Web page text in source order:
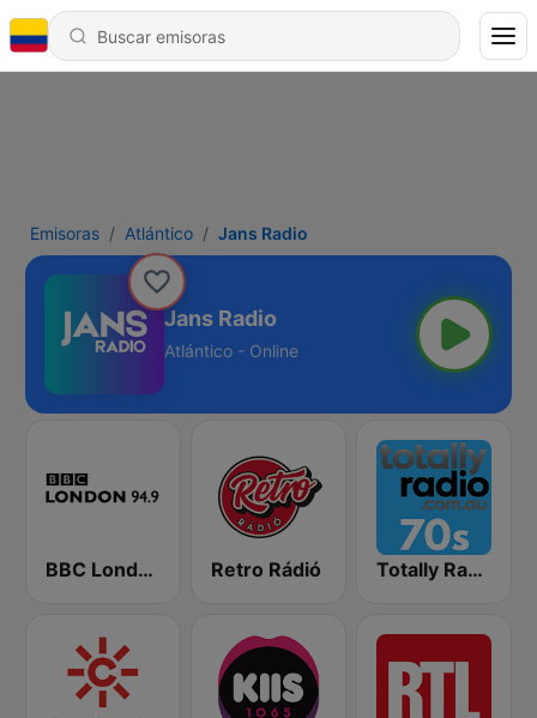
Emisoras Atlántico Jans Radio
Jans Radio
Atlántico - Online
BBC London Retro Rádió Totally Radio 70s